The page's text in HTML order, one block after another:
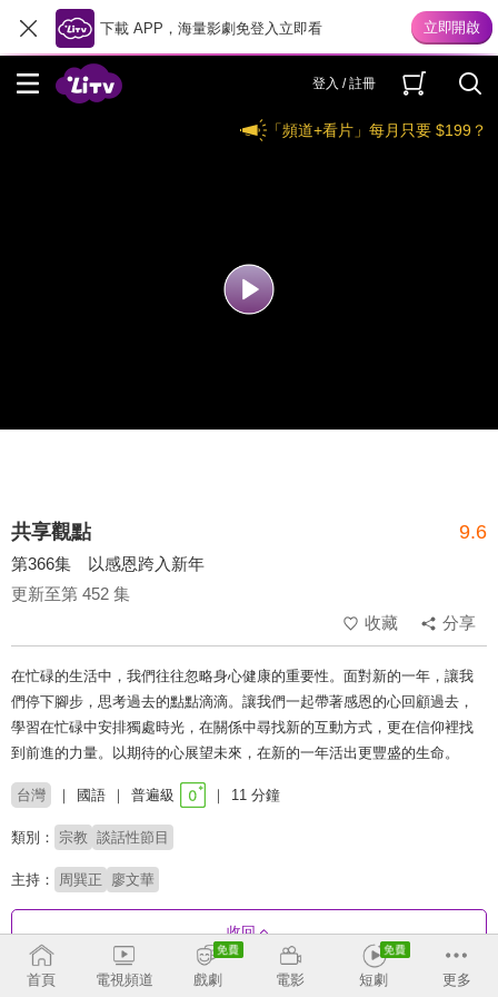
下載 APP，海量影劇免登入立即看
登入 / 註冊
「頻道+看片」每月只要 $199？
共享觀點 9.6
第366集 以感恩跨入新年
更新至第 452 集
收藏
分享
在忙碌的生活中，我們往往忽略身心健康的重要性。面對新的一年，讓我
們停下腳步，思考過去的點點滴滴。讓我們一起帶著感恩的心回顧過去，
學習在忙碌中安排獨處時光，在關係中尋找新的互動方式，更在信仰裡找
到前進的力量。以期待的心展望未來，在新的一年活出更豐盛的生命。
台灣 國語 普遍級 11 分鐘
類別： 宗教 談話性節目
主持： 周巽正 廖文華
收回
首頁 電視頻道 戲劇 電影 短劇 更多